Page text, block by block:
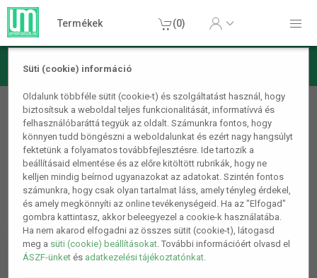
Süti (cookie) információ
Oldalunk többféle sütit (cookie-t) és szolgáltatást használ, hogy
biztosítsuk a weboldal teljes funkcionalitását, informatívvá és
felhasználóbaráttá tegyük az oldalt. Számunkra fontos, hogy
könnyen tudd böngészni a weboldalunkat és ezért nagy hangsúlyt
fektetünk a folyamatos továbbfejlesztésre. Ide tartozik a
beállításaid elmentése és az előre kitöltött rubrikák, hogy ne
kelljen mindig beírnod ugyanazokat az adatokat. Szintén fontos
számunkra, hogy csak olyan tartalmat láss, amely tényleg érdekel,
és amely megkönnyíti az online tevékenységeid. Ha az "Elfogad"
gombra kattintasz, akkor beleegyezel a cookie-k használatába.
Ha nem akarod elfogadni az összes sütit (cookie-t), látogasd
meg a süti (cookie) beállításokat. További információért olvasd el
ÁSZF-ünket és adatkezelési tájékoztatónkat.
Termékek (0)
Lámpa, világítás, LED
Mennyezeti világítás